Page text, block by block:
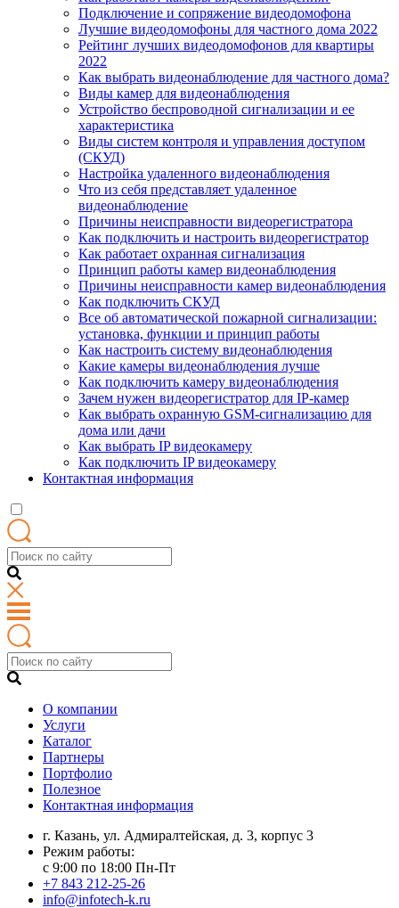
Подключение и сопряжение видеодомофона
Лучшие видеодомофоны для частного дома 2022
Рейтинг лучших видеодомофонов для квартиры
2022
Как выбрать видеонаблюдение для частного дома?
Виды камер для видеонаблюдения
Устройство беспроводной сигнализации и ее
характеристика
Виды систем контроля и управления доступом
(СКУД)
Настройка удаленного видеонаблюдения
Что из себя представляет удаленное
видеонаблюдение
Причины неисправности видеорегистратора
Как подключить и настроить видеорегистратор
Как работает охранная сигнализация
Принцип работы камер видеонаблюдения
Причины неисправности камер видеонаблюдения
Как подключить СКУД
Все об автоматической пожарной сигнализации:
установка, функции и принцип работы
Как настроить систему видеонаблюдения
Какие камеры видеонаблюдения лучше
Как подключить камеру видеонаблюдения
Зачем нужен видеорегистратор для IP-камер
Как выбрать охранную GSM-сигнализацию для
дома или дачи
Как выбрать IP видеокамеру
Как подключить IP видеокамеру
Контактная информация
О компании
Услуги
Каталог
Партнеры
Портфолио
Полезное
Контактная информация
г. Казань, ул. Адмиралтейская, д. 3, корпус 3
Режим работы:
с 9:00 по 18:00 Пн-Пт
+7 843 212-25-26
info@infotech-k.ru